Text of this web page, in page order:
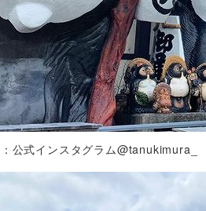
公式インスタグラム@tanukimura_